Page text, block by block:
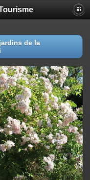
de la